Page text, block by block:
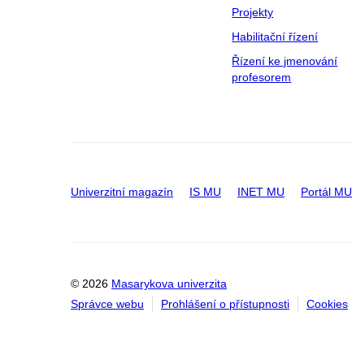
Projekty
Habilitační řízení
Řízení ke jmenování
profesorem
Univerzitní magazín IS MU INET MU Portál MU
© 2026 Masarykova univerzita
Správce webu
Prohlášení o přístupnosti Cookies